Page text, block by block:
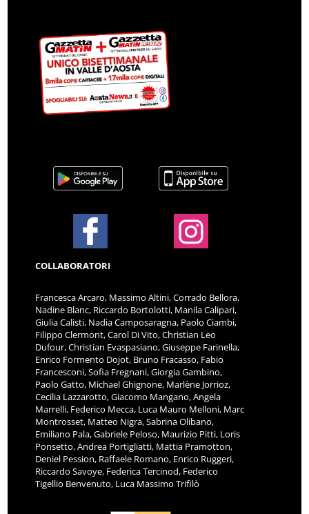
COLLABORATORI
Francesca Arcaro, Massimo Altini, Corrado Bellora,
Nadine Blanc, Riccardo Bortolotti, Manila Calipari,
Giulia Calisti, Nadia Camposaragna, Paolo Ciambi,
Filippo Clermont, Carol Di Vito, Christian Leo
Dufour, Christian Evaspasiano, Giuseppe Farinella,
Enrico Formento Dojot, Bruno Fracasso, Fabio
Francesconi, Sofia Fregnani, Giorgia Gambino,
Paolo Gatto, Michael Ghignone, Marlène Jorrioz,
Cecilia Lazzarotto, Giacomo Mangano, Angela
Marrelli, Federico Mecca, Luca Mauro Melloni, Marc
Montrosset, Matteo Nigra, Sabrina Olibano,
Emiliano Pala, Gabriele Peloso, Maurizio Pitti, Loris
Ponsetto, Andrea Portigliatti, Mattia Pramotton,
Deniel Pession, Raffaele Romano, Enrico Ruggeri,
Riccardo Savoye, Federica Tercinod, Federico
Tigellio Benvenuto, Luca Massimo Trifilò